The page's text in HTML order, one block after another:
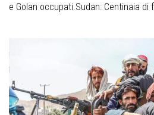
e Golan occupati.Sudan: Centinaia di